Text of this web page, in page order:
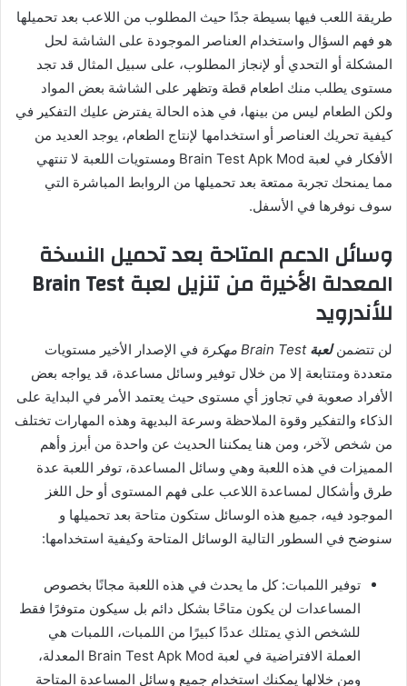
طريقة اللعب فيها بسيطة جدًا حيث المطلوب من اللاعب بعد تحميلها
هو فهم السؤال واستخدام العناصر الموجودة على الشاشة لحل
المشكلة أو التحدي أو لإنجاز المطلوب، على سبيل المثال قد تجد
مستوى يطلب منك اطعام قطة وتظهر على الشاشة بعض المواد
ولكن الطعام ليس من بينها، في هذه الحالة يفترض عليك التفكير في
كيفية تحريك العناصر أو استخدامها لإنتاج الطعام، يوجد العديد من
الأفكار في لعبة Brain Test Apk Mod ومستويات اللعبة لا تنتهي
مما يمنحك تجربة ممتعة بعد تحميلها من الروابط المباشرة التي
سوف نوفرها في الأسفل.
وسائل الدعم المتاحة بعد تحميل النسخة
المعدلة الأخيرة من تنزيل لعبة Brain Test
للأندرويد
لن تتضمنلعبة Brain Test مهكرة
في الإصدار الأخير مستويات
متعددة ومتتابعة إلا من خلال توفير وسائل مساعدة، قد يواجه بعض
الأفراد صعوبة في تجاوز أي مستوى حيث يعتمد الأمر في البداية على
الذكاء والتفكير وقوة الملاحظة وسرعة البديهة وهذه المهارات تختلف
من شخص لآخر، ومن هنا يمكننا الحديث عن واحدة من أبرز وأهم
المميزات في هذه اللعبة وهي وسائل المساعدة، توفر اللعبة عدة
طرق وأشكال لمساعدة اللاعب على فهم المستوى أو حل اللغز
الموجود فيه، جميع هذه الوسائل ستكون متاحة بعد تحميلها و
سنوضح في السطور التالية الوسائل المتاحة وكيفية استخدامها:
توفير اللمبات: كل ما يحدث في هذه اللعبة مجانًا بخصوص
المساعدات لن يكون متاحًا بشكل دائم بل سيكون متوفرًا فقط
للشخص الذي يمتلك عددًا كبيرًا من اللمبات، اللمبات هي
العملة الافتراضية في لعبة Brain Test Apk Mod المعدلة،
ومن خلالها يمكنك استخدام جميع وسائل المساعدة المتاحة